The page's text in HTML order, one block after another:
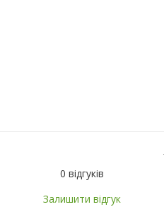
0 відгуків
Залишити відгук